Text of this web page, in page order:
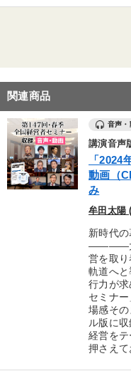
関連商品
音声・
講演音声
「2024
動画（
み
牟田太陽
新時代
――――大
営を取
軌道へ
行力が
セミナ
場感そ
ル版に
経営を
押さえ